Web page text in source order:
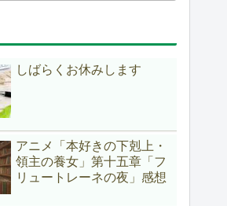
しばらくお休みします
アニメ「本好きの下剋上・
領主の養女」第十五章「フ
リュートレーネの夜」感想